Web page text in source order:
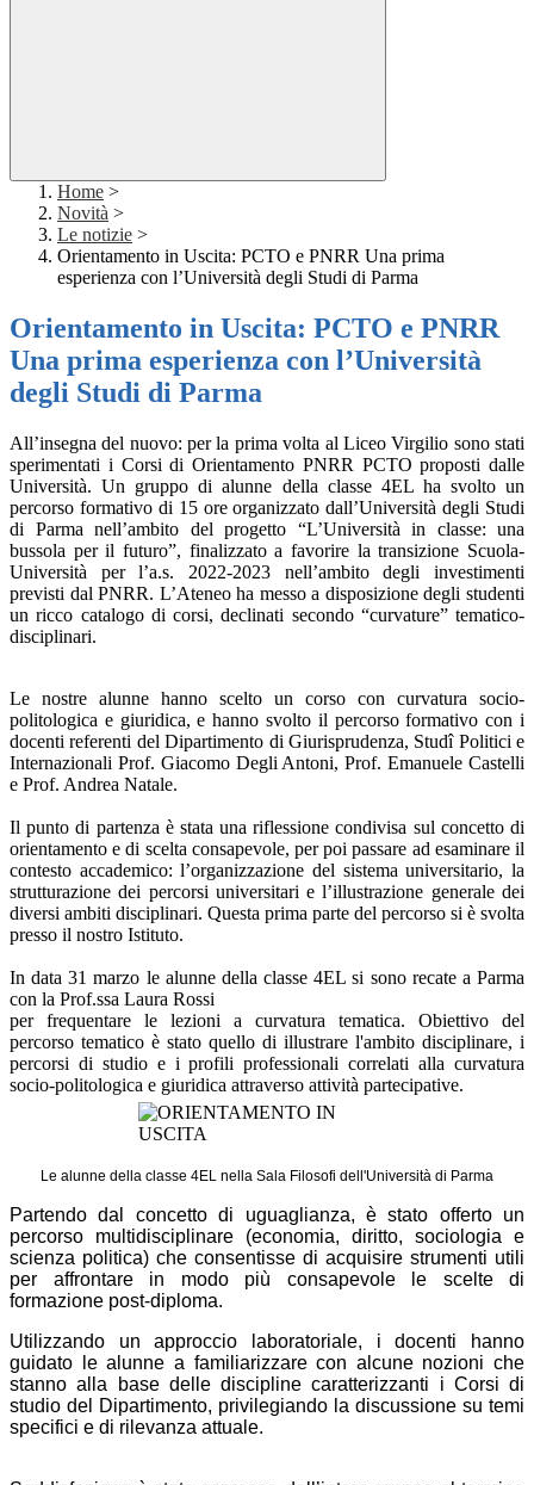
Home >
Novità >
Le notizie >
Orientamento in Uscita: PCTO e PNRR Una prima
esperienza con l’Università degli Studi di Parma
Orientamento in Uscita: PCTO e PNRR
Una prima esperienza con l’Università
degli Studi di Parma
All’insegna del nuovo: per la prima volta al Liceo Virgilio sono stati
sperimentati i Corsi di Orientamento PNRR PCTO proposti dalle
Università. Un gruppo di alunne della classe 4EL ha svolto un
percorso formativo di 15 ore organizzato dall’Università degli Studi
di Parma nell’ambito del progetto “L’Università in classe: una
bussola per il futuro”, finalizzato a favorire la transizione Scuola-
Università per l’a.s. 2022-2023 nell’ambito degli investimenti
previsti dal PNRR. L’Ateneo ha messo a disposizione degli studenti
un ricco catalogo di corsi, declinati secondo “curvature” tematico-
disciplinari.
Le nostre alunne hanno scelto un corso con curvatura socio-
politologica e giuridica, e hanno svolto il percorso formativo con i
docenti referenti del Dipartimento di Giurisprudenza, Studî Politici e
Internazionali Prof. Giacomo Degli Antoni, Prof. Emanuele Castelli
e Prof. Andrea Natale.
Il punto di partenza è stata una riflessione condivisa sul concetto di
orientamento e di scelta consapevole, per poi passare ad esaminare il
contesto accademico: l’organizzazione del sistema universitario, la
strutturazione dei percorsi universitari e l’illustrazione generale dei
diversi ambiti disciplinari. Questa prima parte del percorso si è svolta
presso il nostro Istituto.
In data 31 marzo le alunne della classe 4EL si sono recate a Parma
con la Prof.ssa Laura Rossi
per frequentare le lezioni a curvatura tematica. Obiettivo del
percorso tematico è stato quello di illustrare l'ambito disciplinare, i
percorsi di studio e i profili professionali correlati alla curvatura
socio-politologica e giuridica attraverso attività partecipative.
Le alunne della classe 4EL nella Sala Filosofi dell'Università di Parma
Partendo dal concetto di uguaglianza, è stato offerto un
percorso multidisciplinare (economia, diritto, sociologia e
scienza politica) che consentisse di acquisire strumenti utili
per affrontare in modo più consapevole le scelte di
formazione post-diploma.
Utilizzando un approccio laboratoriale, i docenti hanno
guidato le alunne a familiarizzare con alcune nozioni che
stanno alla base delle discipline caratterizzanti i Corsi di
studio del Dipartimento, privilegiando la discussione su temi
specifici e di rilevanza attuale.